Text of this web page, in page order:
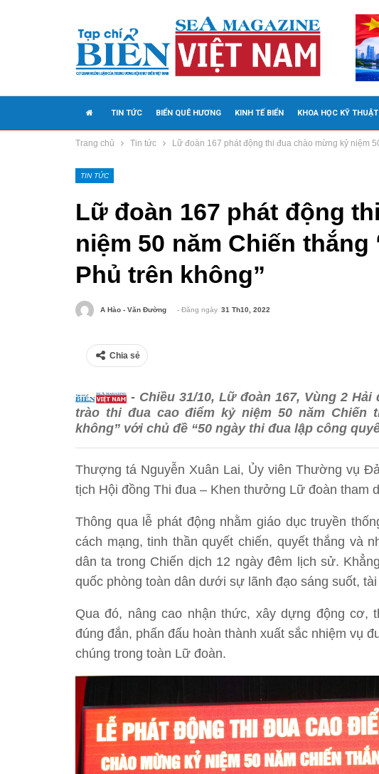
TIN TỨC BIỂN QUÊ HƯƠNG KINH TẾ BIỂN KHOA HỌC KỸ
MEDIA
Trang chủ Tin tức Lữ đoàn 167 phát động thi đua chào mừng kỷ niệm
TIN TỨC
Lữ đoàn 167 phát động
niệm 50 năm Chiến
Phủ trên không”
A Hào - Văn Đường - Đăng ngày 31 Th10, 2022
Chia sẻ
- Chiều 31/10, Lữ đoàn 167, Vùng 2
trào thi đua cao điểm kỷ niệm 50 năm Chiến
không” với chủ đề “50 ngày thi đua lập công
Thượng tá Nguyễn Xuân Lai, Ủy viên Thường vụ
tịch Hội đồng Thi đua – Khen thưởng Lữ đoàn tham
Thông qua lễ phát động nhằm giáo dục truyền
cách mạng, tinh thần quyết chiến, quyết thắng và
dân ta trong Chiến dịch 12 ngày đêm lịch sử.
quốc phòng toàn dân dưới sự lãnh đạo sáng suốt,
Qua đó, nâng cao nhận thức, xây dựng động cơ,
đúng đắn, phấn đấu hoàn thành xuất sắc nhiệm vụ
chúng trong toàn Lữ đoàn.